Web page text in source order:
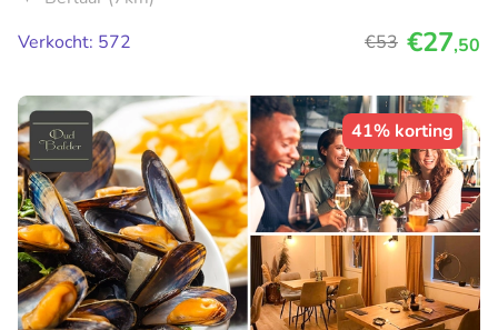
Verkocht: 572
€53 €27,50
41% korting